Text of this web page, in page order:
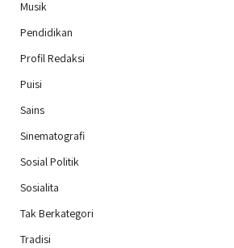
Musik
Pendidikan
Profil Redaksi
Puisi
Sains
Sinematografi
Sosial Politik
Sosialita
Tak Berkategori
Tradisi